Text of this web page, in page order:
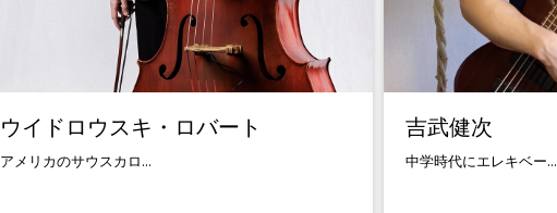
ウイドロウスキ・ロバート
アメリカのサウスカロ...
吉武健次
中学時代にエレキベー...